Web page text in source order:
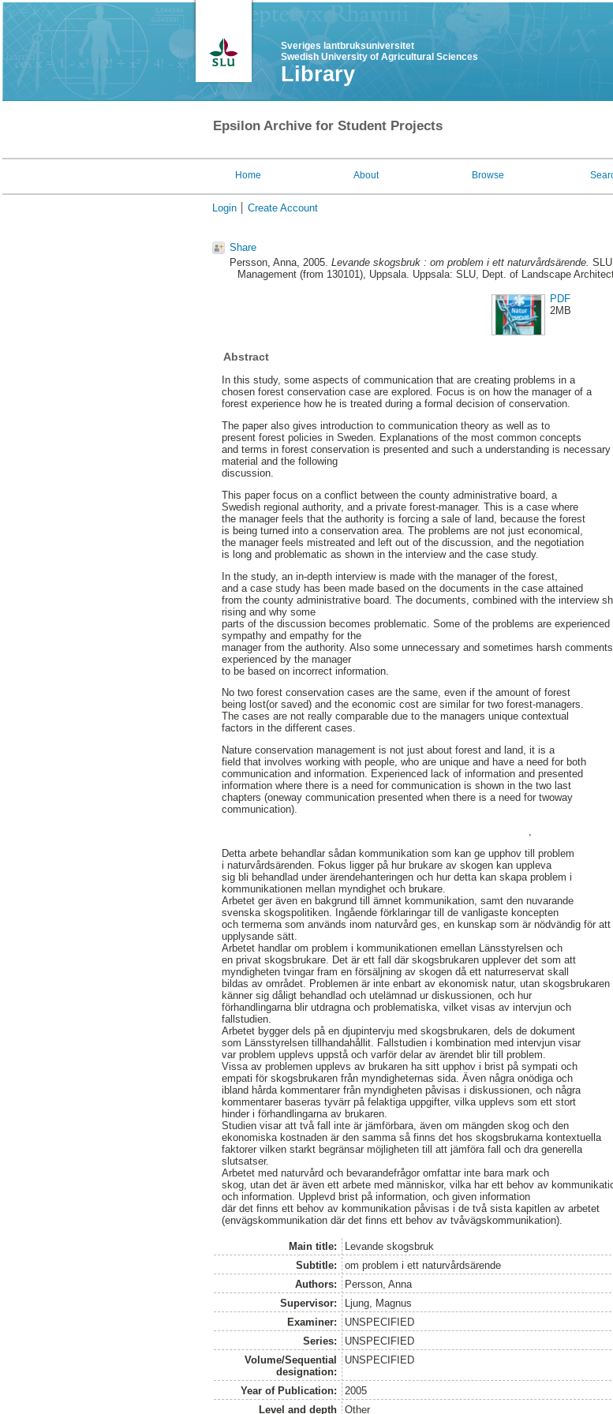
Sveriges lantbruksuniversitet
Swedish University of Agricultural Sciences
Library
Epsilon Archive for Student Projects
Home About Browse
Login Create Account
Share
Persson, Anna, 2005. Levande skogsbruk : om problem i ett naturvårdsärende.
Management (from 130101), Uppsala. Uppsala: SLU, Dept. of Landscape
PDF
2MB
Abstract
In this study, some aspects of communication that are creating problems in a
chosen forest conservation case are explored. Focus is on how the manager of a
forest experience how he is treated during a formal decision of conservation.
The paper also gives introduction to communication theory as well as to
present forest policies in Sweden. Explanations of the most common concepts
and terms in forest conservation is presented and such a understanding is
material and the following
discussion.
This paper focus on a conflict between the county administrative board, a
Swedish regional authority, and a private forest-manager. This is a case where
the manager feels that the authority is forcing a sale of land, because the forest
is being turned into a conservation area. The problems are not just economical,
the manager feels mistreated and left out of the discussion, and the negotiation
is long and problematic as shown in the interview and the case study.
In the study, an in-depth interview is made with the manager of the forest,
and a case study has been made based on the documents in the case attained
from the county administrative board. The documents, combined with the interview
rising and why some
parts of the discussion becomes problematic. Some of the problems are
sympathy and empathy for the
manager from the authority. Also some unnecessary and sometimes harsh
experienced by the manager
to be based on incorrect information.
No two forest conservation cases are the same, even if the amount of forest
being lost(or saved) and the economic cost are similar for two forest-managers.
The cases are not really comparable due to the managers unique contextual
factors in the different cases.
Nature conservation management is not just about forest and land, it is a
field that involves working with people, who are unique and have a need for both
communication and information. Experienced lack of information and presented
information where there is a need for communication is shown in the two last
chapters (oneway communication presented when there is a need for twoway
communication).
Detta arbete behandlar sådan kommunikation som kan ge upphov till problem
i naturvårdsärenden. Fokus ligger på hur brukare av skogen kan uppleva
sig bli behandlad under ärendehanteringen och hur detta kan skapa problem i
kommunikationen mellan myndighet och brukare.
Arbetet ger även en bakgrund till ämnet kommunikation, samt den nuvarande
svenska skogspolitiken. Ingående förklaringar till de vanligaste koncepten
och termerna som används inom naturvård ges, en kunskap som är nödvändig för
upplysande sätt.
Arbetet handlar om problem i kommunikationen emellan Länsstyrelsen och
en privat skogsbrukare. Det är ett fall där skogsbrukaren upplever det som att
myndigheten tvingar fram en försäljning av skogen då ett naturreservat skall
bildas av området. Problemen är inte enbart av ekonomisk natur, utan skogsbrukaren
känner sig dåligt behandlad och utelämnad ur diskussionen, och hur
förhandlingarna blir utdragna och problematiska, vilket visas av intervjun och
fallstudien.
Arbetet bygger dels på en djupintervju med skogsbrukaren, dels de dokument
som Länsstyrelsen tillhandahållit. Fallstudien i kombination med intervjun visar
var problem upplevs uppstå och varför delar av ärendet blir till problem.
Vissa av problemen upplevs av brukaren ha sitt upphov i brist på sympati och
empati för skogsbrukaren från myndigheternas sida. Även några onödiga och
ibland hårda kommentarer från myndigheten påvisas i diskussionen, och några
kommentarer baseras tyvärr på felaktiga uppgifter, vilka upplevs som ett stort
hinder i förhandlingarna av brukaren.
Studien visar att två fall inte är jämförbara, även om mängden skog och den
ekonomiska kostnaden är den samma så finns det hos skogsbrukarna kontextuella
faktorer vilken starkt begränsar möjligheten till att jämföra fall och dra generella
slutsatser.
Arbetet med naturvård och bevarandefrågor omfattar inte bara mark och
skog, utan det är även ett arbete med människor, vilka har ett behov av
och information. Upplevd brist på information, och given information
där det finns ett behov av kommunikation påvisas i de två sista kapitlen av arbetet
(envägskommunikation där det finns ett behov av tvåvägskommunikation).
Main title:
Levande skogsbruk
Subtitle:
om problem i ett naturvårdsärende
Authors:
Persson, Anna
Supervisor:
Ljung, Magnus
Examiner:
UNSPECIFIED
Series:
UNSPECIFIED
Volume/Sequential
designation:
UNSPECIFIED
Year of Publication:
2005
Level and depth
Other